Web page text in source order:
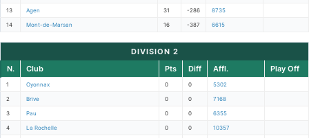
13 Agen 31 -286 8735
14 Mont-de-Marsan 16 -387 6615
DIVISION 2
N.
Club Pts Diff Affl. Play Off
1 Oyonnax 0 0 5302
2 Brive 0 0 7168
3 Pau 0 0 6355
4 La Rochelle 0 0 10357